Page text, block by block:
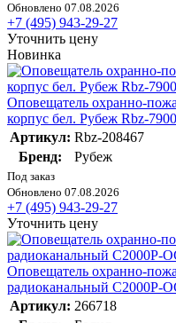
Обновлено 07.08.2026
+7 (495) 943-29-27
Уточнить цену
Новинка
Оповещатель охранно-
корпус бел. Рубеж Rbz-
Артикул: Rbz-208467
Бренд:
Рубеж
Под заказ
Обновлено 07.08.2026
+7 (495) 943-29-27
Уточнить цену
Оповещатель охранно-
радиоканальный С2000Р-
Артикул: 266718